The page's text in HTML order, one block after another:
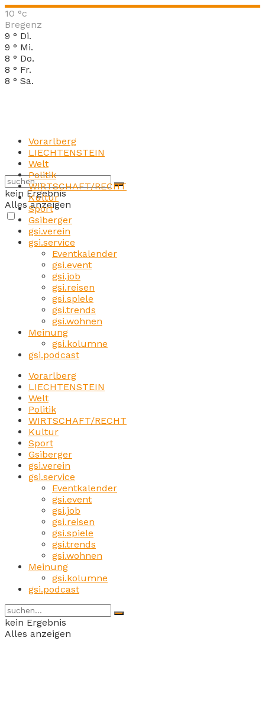
10 °c
Bregenz
9 ° Di.
9 ° Mi.
8 ° Do.
8 ° Fr.
8 ° Sa.
kein Ergebnis
Alles anzeigen
Vorarlberg
LIECHTENSTEIN
Welt
Politik
WIRTSCHAFT/RECHT
Kultur
Sport
Gsiberger
gsi.verein
gsi.service
Eventkalender
gsi.event
gsi.job
gsi.reisen
gsi.spiele
gsi.trends
gsi.wohnen
Meinung
gsi.kolumne
gsi.podcast
Vorarlberg
LIECHTENSTEIN
Welt
Politik
WIRTSCHAFT/RECHT
Kultur
Sport
Gsiberger
gsi.verein
gsi.service
Eventkalender
gsi.event
gsi.job
gsi.reisen
gsi.spiele
gsi.trends
gsi.wohnen
Meinung
gsi.kolumne
gsi.podcast
kein Ergebnis
Alles anzeigen